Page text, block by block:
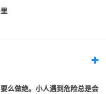
么做绝。小人遇到危险总是会